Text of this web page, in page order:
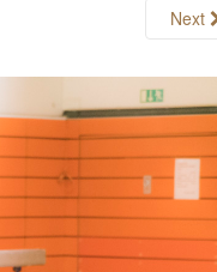
Next